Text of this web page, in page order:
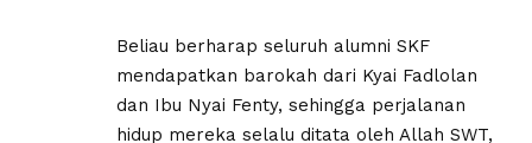
​Beliau berharap seluruh alumni SKF
mendapatkan barokah dari Kyai Fadlolan
dan Ibu Nyai Fenty, sehingga perjalanan
hidup mereka selalu ditata oleh Allah SWT,